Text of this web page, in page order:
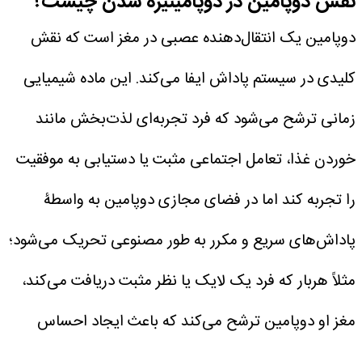
دوپامین یک انتقال‌دهنده عصبی در مغز است که نقش
کلیدی در سیستم پاداش ایفا می‌کند. این ماده شیمیایی
زمانی ترشح می‌شود که فرد تجربه‌ای لذت‌بخش مانند
خوردن غذا، تعامل اجتماعی مثبت یا دستیابی به موفقیت
را تجربه کند اما در فضای مجازی دوپامین به واسطۀ
پاداش‌های سریع و مکرر به طور مصنوعی تحریک می‌شود؛
مثلاً هربار که فرد یک لایک یا نظر مثبت دریافت می‌کند،
مغز او دوپامین ترشح می‌کند که باعث ایجاد احساس